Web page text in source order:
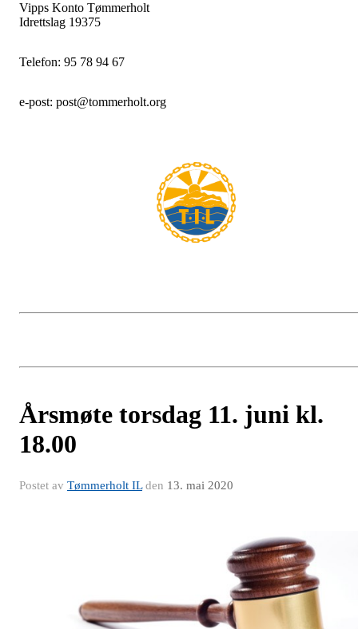
Vipps Konto Tømmerholt
Idrettslag 19375
Telefon: 95 78 94 67
e-post: post@tommerholt.org
Årsmøte torsdag 11. juni kl.
18.00
Postet av Tømmerholt ILden 13. mai 2020